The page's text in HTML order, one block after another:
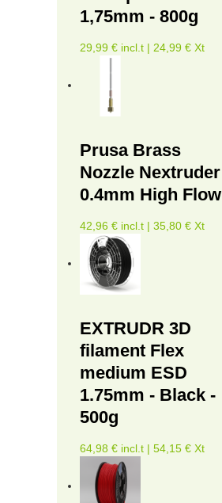
1,75mm - 800g
29,99 € incl.t | 24,99 € Xt
Prusa Brass
Nozzle Nextruder
0.4mm High Flow
42,96 € incl.t | 35,80 € Xt
EXTRUDR 3D
filament Flex
medium ESD
1.75mm - Black -
500g
64,98 € incl.t | 54,15 € Xt